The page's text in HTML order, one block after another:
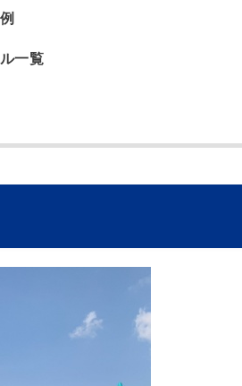
一覧